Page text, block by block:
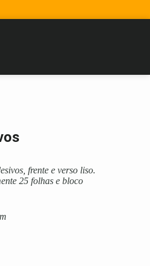
frente e verso liso.
25 folhas e bloco